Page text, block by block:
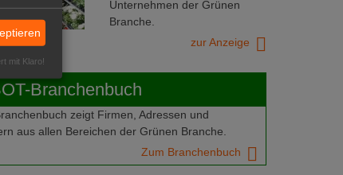
Unternehmen der Grünen
Branche.
zur Anzeige
Branchenbuch
zeigt Firmen, Adressen und
aus allen Bereichen der Grünen Branche.
Zum Branchenbuch
mit Klaro!